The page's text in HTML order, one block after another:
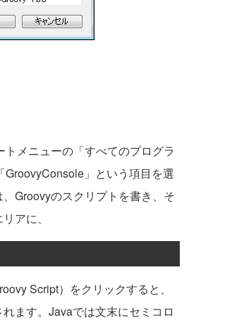
メニューの「すべてのプログラ
」という項目を選
Groovyのスクリプトを書き、そ
アに、
Script）をクリックすると、
ます。Javaでは文末にセミコロ